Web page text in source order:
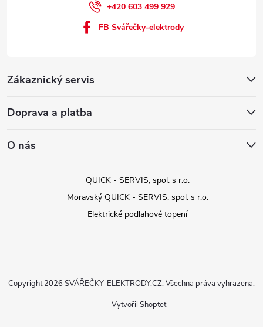
Zákaznický servis
Doprava a platba
O nás
+420 603 499 929
FB Svářečky-elektrody
QUICK - SERVIS, spol. s r.o.
Moravský QUICK - SERVIS, spol. s r.o.
Elektrické podlahové topení
Vytvořil Shoptet
Copyright 2026 SVÁŘEČKY-ELEKTRODY.CZ. Všechna práva vyhrazena.